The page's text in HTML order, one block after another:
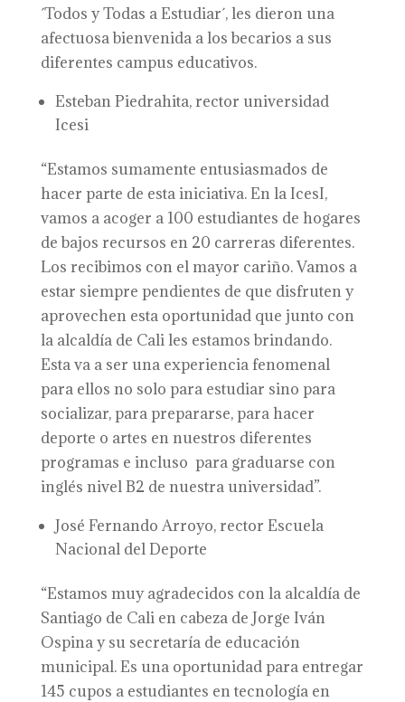
´Todos y Todas a Estudiar´, les dieron una
afectuosa bienvenida a los becarios a sus
diferentes campus educativos.
Esteban Piedrahita, rector universidad
Icesi
“Estamos sumamente entusiasmados de
hacer parte de esta iniciativa. En la IcesI,
vamos a acoger a 100 estudiantes de hogares
de bajos recursos en 20 carreras diferentes.
Los recibimos con el mayor cariño. Vamos a
estar siempre pendientes de que disfruten y
aprovechen esta oportunidad que junto con
la alcaldía de Cali les estamos brindando.
Esta va a ser una experiencia fenomenal
para ellos no solo para estudiar sino para
socializar, para prepararse, para hacer
deporte o artes en nuestros diferentes
programas e incluso para graduarse con
inglés nivel B2 de nuestra universidad”.
José Fernando Arroyo, rector Escuela
Nacional del Deporte
“Estamos muy agradecidos con la alcaldía de
Santiago de Cali en cabeza de Jorge Iván
Ospina y su secretaría de educación
municipal. Es una oportunidad para entregar
145 cupos a estudiantes en tecnología en